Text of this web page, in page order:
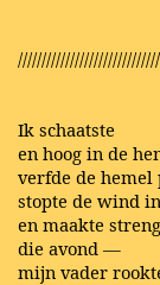
Ik schaatste
en hoog in de
verfde de hemel
stopte de wind
en maakte
die avond —
mijn vader